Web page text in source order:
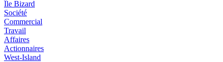
Île Bizard
Société
Commercial
Travail
Affaires
Actionnaires
West-Island